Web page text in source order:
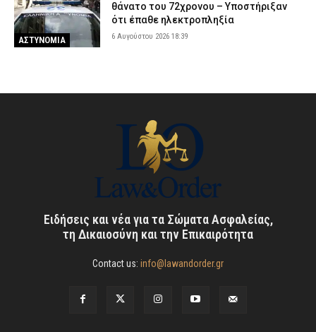
ΑΣΤΥΝΟΜΙΑ
θάνατο του 72χρονου – Υποστήριξαν
ότι έπαθε ηλεκτροπληξία
6 Αυγούστου 2026 18:39
Ειδήσεις και νέα για τα Σώματα Ασφαλείας,
τη Δικαιοσύνη και την Επικαιρότητα
Contact us: info@lawandorder.gr